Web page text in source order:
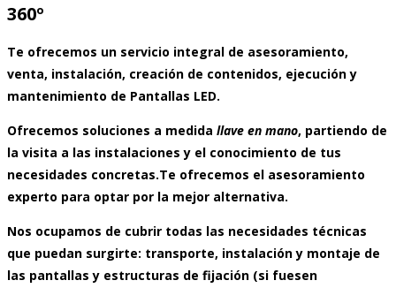
360º
Te ofrecemos un servicio integral de asesoramiento,
venta, instalación, creación de contenidos, ejecución y
mantenimiento de Pantallas LED.
Ofrecemos soluciones a medida llave en mano, partiendo de
la visita a las instalaciones y el conocimiento de tus
necesidades concretas.Te ofrecemos el asesoramiento
experto para optar por la mejor alternativa.
Nos ocupamos de cubrir todas las necesidades técnicas
que puedan surgirte: transporte, instalación y montaje de
las pantallas y estructuras de fijación (si fuesen